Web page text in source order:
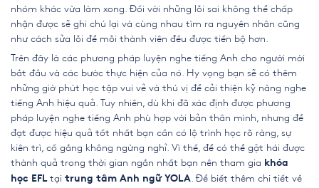
nhóm khác vừa làm xong. Đối với những lỗi sai không thể chấp
nhận được sẽ ghi chú lại và cùng nhau tìm ra nguyên nhân cũng
như cách sửa lỗi để mỗi thành viên đều được tiến bộ hơn.
Trên đây là các phương pháp luyện nghe tiếng Anh cho người mới
bắt đầu và các bước thực hiện của nó. Hy vọng bạn sẽ có thêm
những giờ phút học tập vui vẻ và thú vị để cải thiện kỹ năng nghe
tiếng Anh hiệu quả. Tuy nhiên, dù khi đã xác định được phương
pháp luyện nghe tiếng Anh phù hợp với bản thân mình, nhưng để
đạt được hiệu quả tốt nhất bạn cần có lộ trình học rõ ràng, sự
kiên trì, cố gắng không ngừng nghỉ. Vì thế, để có thể gặt hái được
thành quả trong thời gian ngắn nhất bạn nên tham gia khóa
học EFL tại trung tâm Anh ngữ YOLA . Để biết thêm chi tiết về